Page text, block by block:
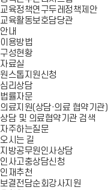
교육정책연구두레정책제안
교육활동보호담당관
안내
이용방법
구성현황
자료실
원스톱지원신청
심리상담
법률자문
의료지원(상담·의료 협약기관)
상담 및 의료협약기관 검색
자주하는질문
오시는 길
지방공무원인사상담
인사고충상담신청
인재추천
보결전담순회강사지원